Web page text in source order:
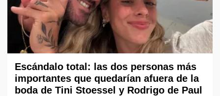
Escándalo total: las dos personas más
importantes que quedarían afuera de la
boda de Tini Stoessel y Rodrigo de Paul